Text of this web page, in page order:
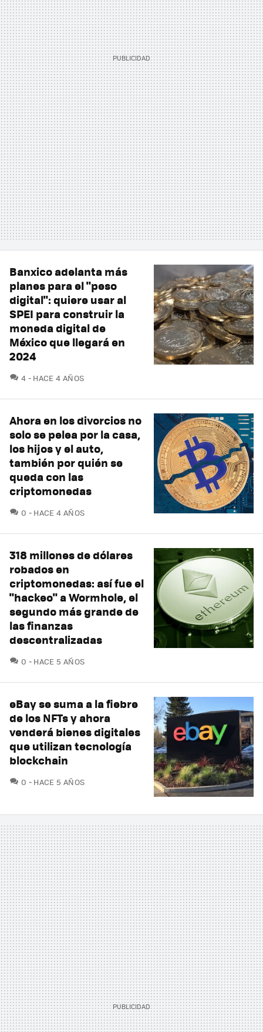
Banxico adelanta más
planes para el "peso
digital": quiere usar al
SPEI para construir la
moneda digital de
México que llegará en
2024
4 COMENTARIOS
HACE 4 AÑOS
Ahora en los divorcios no
solo se pelea por la casa,
los hijos y el auto,
también por quién se
queda con las
criptomonedas
0 COMENTARIOS
HACE 4 AÑOS
318 millones de dólares
robados en
criptomonedas: así fue el
"hackeo" a Wormhole, el
segundo más grande de
las finanzas
descentralizadas
0 COMENTARIOS
HACE 5 AÑOS
eBay se suma a la fiebre
de los NFTs y ahora
venderá bienes digitales
que utilizan tecnología
blockchain
0 COMENTARIOS
HACE 5 AÑOS